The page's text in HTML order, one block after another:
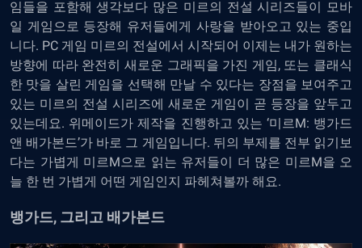
임들을 포함해 생각보다 많은 미르의 전설 시리즈들이 모바
일 게임으로 등장해 유저들에게 사랑을 받아오고 있는 중입
니다. PC 게임 미르의 전설에서 시작되어 이제는 내가 원하는
방향에 따라 완전히 새로운 그래픽을 가진 게임, 또는 클래식
한 맛을 살린 게임을 선택해 만날 수 있다는 장점을 보여주고
있는 미르의 전설 시리즈에 새로운 게임이 곧 등장을 앞두고
있는데요. 위메이드가 제작을 진행하고 있는 ‘미르M: 뱅가드
앤 배가본드’가 바로 그 게임입니다. 뒤의 부제를 전부 읽기보
다는 가볍게 미르M으로 읽는 유저들이 더 많은 미르M을 오
늘 한 번 가볍게 어떤 게임인지 파헤쳐볼까 해요.
뱅가드, 그리고 배가본드